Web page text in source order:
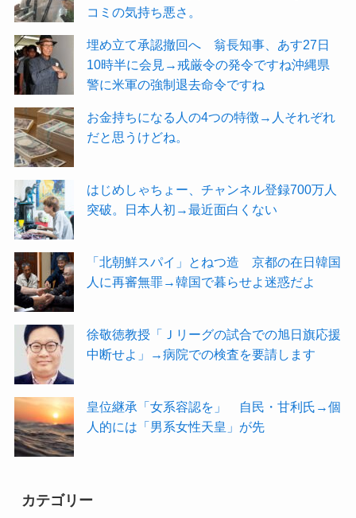
コミの気持ち悪さ。
埋め立て承認撤回へ 翁長知事、あす27日
10時半に会見→戒厳令の発令ですね沖縄県
警に米軍の強制退去命令ですね
お金持ちになる人の4つの特徴→人それぞれ
だと思うけどね。
はじめしゃちょー、チャンネル登録700万人
突破。日本人初→最近面白くない
「北朝鮮スパイ」とねつ造 京都の在日韓国
人に再審無罪→韓国で暮らせよ迷惑だよ
徐敬徳教授「Ｊリーグの試合での旭日旗応援
中断せよ」→病院での検査を要請します
皇位継承「女系容認を」 自民・甘利氏→個
人的には「男系女性天皇」が先
カテゴリー